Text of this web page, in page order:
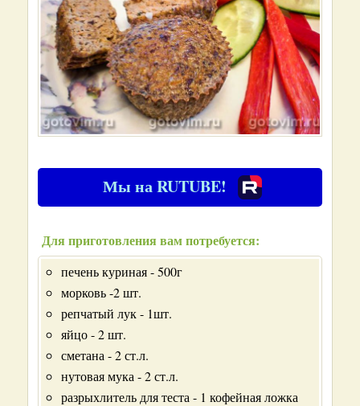
Мы на RUTUBE!
Для приготовления вам потребуется:
печень куриная - 500г
морковь -2 шт.
репчатый лук - 1шт.
яйцо - 2 шт.
сметана - 2 ст.л.
нутовая мука - 2 ст.л.
разрыхлитель для теста - 1 кофейная ложка